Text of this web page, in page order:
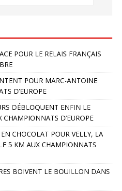
POUR LE RELAIS FRANÇAIS
POUR MARC-ANTOINE
D’EUROPE
DÉBLOQUENT ENFIN LE
D’EUROPE
CHOCOLAT POUR VELLY, LA
5 KM AUX CHAMPIONNATS
BOIVENT LE BOUILLON DANS